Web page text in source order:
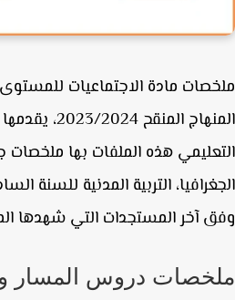
مادة الاجتماعيات للمستوى
المنهاج المنقح
هذه الملفات بها ملخصات
التربية المدنية للسنة
آخر المستجدات التي شهدها
دروس المسار